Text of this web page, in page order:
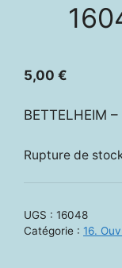
5,00 €
BETTELHEIM
Rupture de
UGS : 16048
Catégorie : 16.